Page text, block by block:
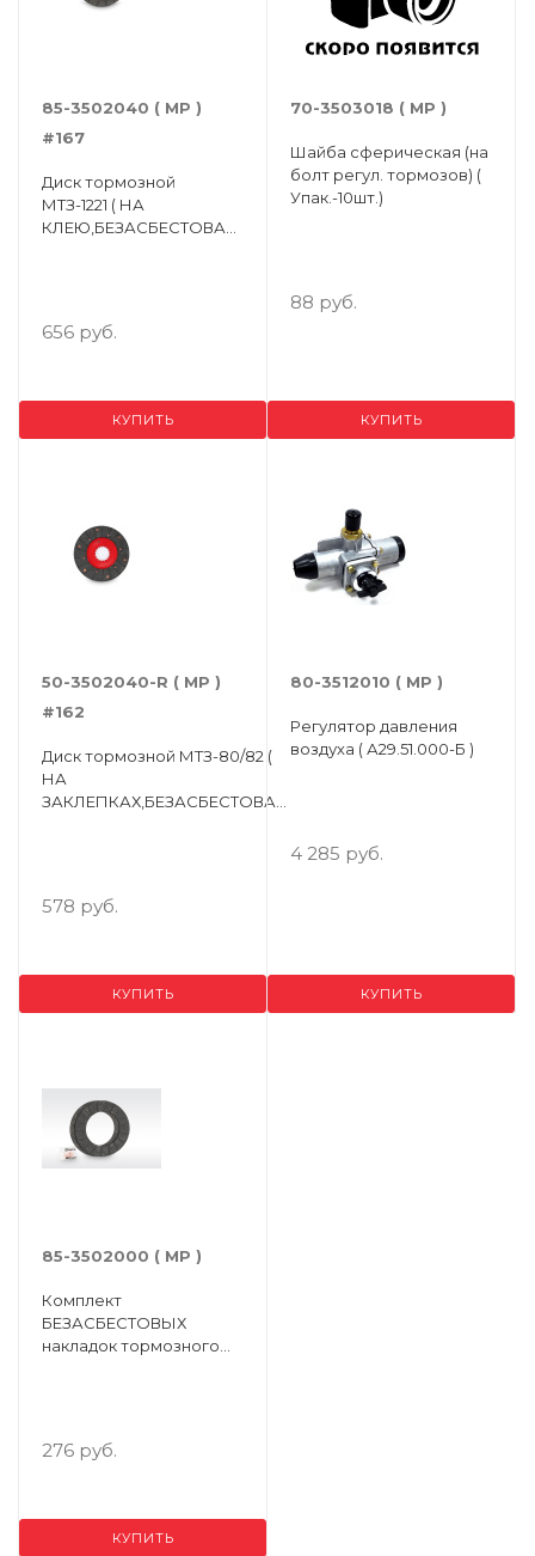
85-3502040 ( МР )
#167
Диск тормозной
МТЗ-1221 ( НА
КЛЕЮ,БЕЗАСБЕСТОВАЯ
656 руб.
КУПИТЬ
70-3503018 ( МР )
Шайба сферическая (на
болт регул. тормозов) (
Упак.-10шт.)
88 руб.
КУПИТЬ
50-3502040-R ( МР )
#162
Диск тормозной МТЗ-80/82 (
НА
ЗАКЛЕПКАХ,БЕЗАСБЕСТОВАЯ
578 руб.
КУПИТЬ
80-3512010 ( МР )
Регулятор давления
воздуха ( А29.51.000-Б )
4 285 руб.
КУПИТЬ
85-3502000 ( МР )
Комплект
БЕЗАСБЕСТОВЫХ
накладок тормозного
276 руб.
КУПИТЬ